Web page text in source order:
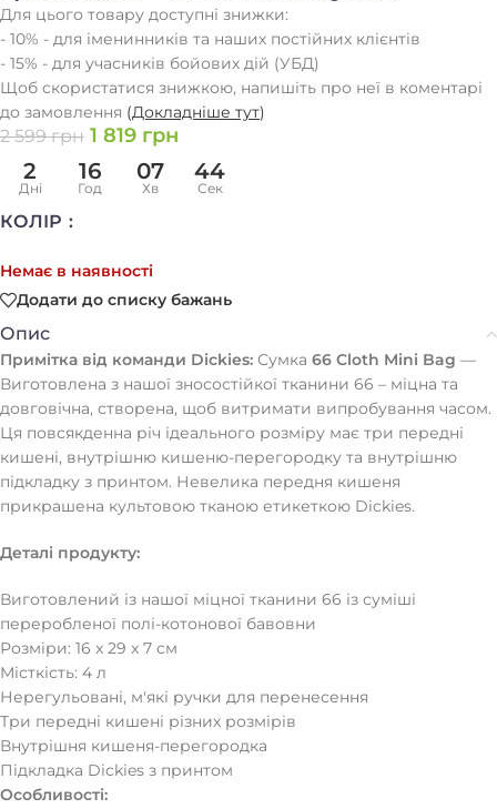
Для цього товару доступні знижки:
- 10% - для іменинників та наших постійних клієнтів
- 15% - для учасників бойових дій (УБД)
Щоб скористатися знижкою, напишіть про неї в коментарі
до замовлення (Докладніше тут)
2 599грн 1 819 грн
2
Дні
16
Год
07
Хв
44
Сек
КОЛІР
Немає в наявності
Додати до списку бажань
Опис
Примітка від команди Dickies: Сумка 66 Cloth Mini Bag —
Виготовлена ​​з нашої зносостійкої тканини 66 – міцна та
довговічна, створена, щоб витримати випробування часом.
Ця повсякденна річ ідеального розміру має три передні
кишені, внутрішню кишеню-перегородку та внутрішню
підкладку з принтом. Невелика передня кишеня
прикрашена культовою тканою етикеткою Dickies.
Деталі продукту:
Виготовлений із нашої міцної тканини 66 із суміші
переробленої полі-котонової бавовни
Розміри: 16 x 29 x 7 см
Місткість: 4 л
Нерегульовані, м'які ручки для перенесення
Три передні кишені різних розмірів
Внутрішня кишеня-перегородка
Підкладка Dickies з принтом
Особливості: